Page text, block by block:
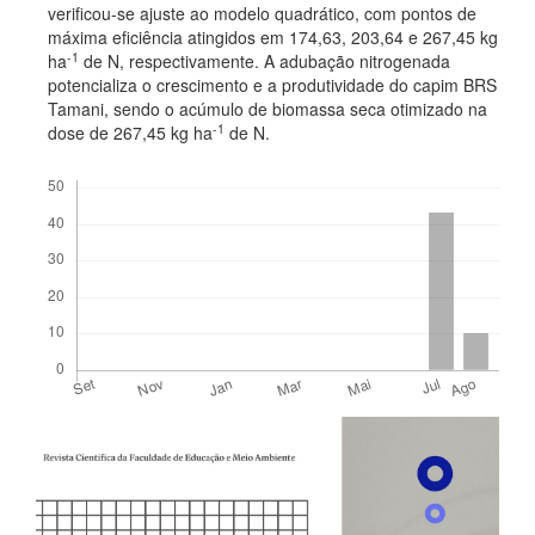
verificou-se ajuste ao modelo quadrático, com pontos de
máxima eficiência atingidos em 174,63, 203,64 e 267,45 kg
ha-1 de N, respectivamente. A adubação nitrogenada
potencializa o crescimento e a produtividade do capim BRS
Tamani, sendo o acúmulo de biomassa seca otimizado na
dose de 267,45 kg ha-1 de N.
do
artigo
lateral
de